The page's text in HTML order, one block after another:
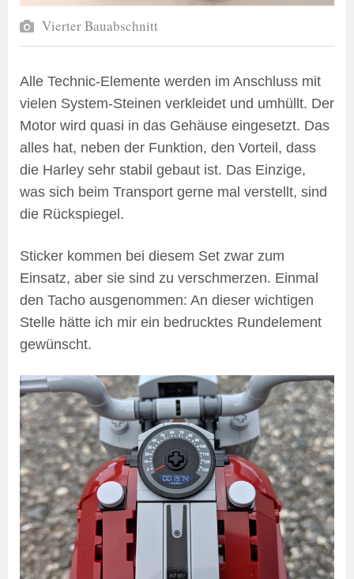
Vierter Bauabschnitt
Alle Technic-Elemente werden im Anschluss mit
vielen System-Steinen verkleidet und umhüllt. Der
Motor wird quasi in das Gehäuse eingesetzt. Das
alles hat, neben der Funktion, den Vorteil, dass
die Harley sehr stabil gebaut ist. Das Einzige,
was sich beim Transport gerne mal verstellt, sind
die Rückspiegel.
Sticker kommen bei diesem Set zwar zum
Einsatz, aber sie sind zu verschmerzen. Einmal
den Tacho ausgenommen: An dieser wichtigen
Stelle hätte ich mir ein bedrucktes Rundelement
gewünscht.